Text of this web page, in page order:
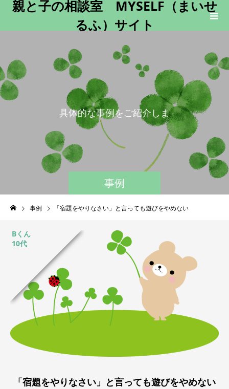
親と子の相談室 MYSELF（まいせ
るふ）サイト
事例
体的な事例をご紹介します。
事例 「宿題をやりなさい」と言っても遊びをやめない
Bくん
10代
「宿題をやりなさい」と言っても遊びをやめない